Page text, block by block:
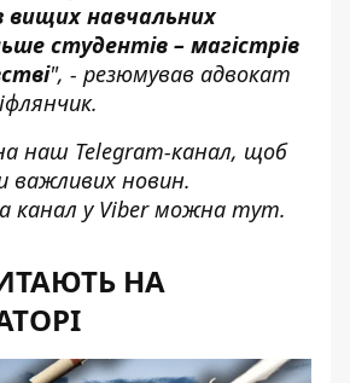
вищих навчальних
студентів – магістрів
", - резюмував адвокат
наш Telegram-канал, щоб
важливих новин.
канал у Viber можна тут.
НА